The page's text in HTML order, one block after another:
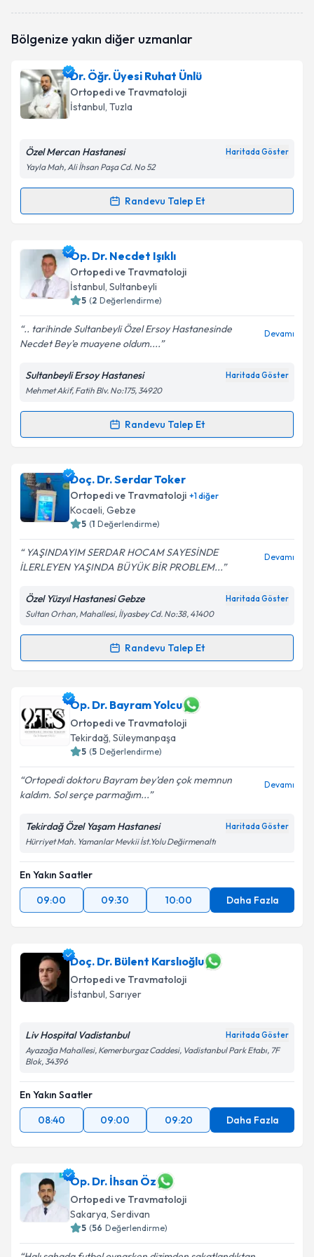
talebi oluşturun. Size bu uzmandan randevu almanız
bilgilendireceğiz.
E-posta Adresiniz
Kişisel verilerimin işlenmesine ilişkin
kapsamda işlenmesini kabul ediyorum.
Bölgenize yakın diğer uzmanlar
Dr. Öğr. Üyesi Ruhat Ünlü
Ortopedi ve Travmatoloji
İstanbul, Tuzla
Özel Mercan Hastanesi Haritada Göster
Yayla Mah, Ali İhsan Paşa Cd. No 52
Randevu Talep Et
Randevu Takvimi Talebi
Dr. Öğr. Üyesi Ruhat Ünlüiçin randevu takvimi talebi
oluşturun. Size bu uzmandan randevu almanız için bir
takvim hazırlandığında e-posta ile bilgilendireceğiz.
Kişisel verilerimin işlenmesine ilişkin
Aydınlatma
Metni'ni okudum ve kişisel verilerimin belirtilen
kapsamda işlenmesini kabul ediyorum.
Op. Dr. Necdet Işıklı
Ortopedi ve Travmatoloji
İstanbul, Sultanbeyli
5 (2 Değerlendirme)
.. tarihinde Sultanbeyli Özel Ersoy Hastanesinde
Necdet Bey'e muayene oldum....
Devamı
Sultanbeyli Ersoy Hastanesi Haritada Göster
Mehmet Akif, Fatih Blv. No:175, 34920
Randevu Talep Et
Randevu Takvimi Talebi
Op. Dr. Necdet Işıklıiçin randevu takvimi talebi
oluşturun. Size bu uzmandan randevu almanız için bir
takvim hazırlandığında e-posta ile bilgilendireceğiz.
Kişisel verilerimin işlenmesine ilişkin
Aydınlatma
Metni'ni okudum ve kişisel verilerimin belirtilen
kapsamda işlenmesini kabul ediyorum.
Doç. Dr. Serdar Toker
Ortopedi ve Travmatoloji +1diğer
Kocaeli, Gebze
5 (1 Değerlendirme)
YAŞINDAYIM SERDAR HOCAM SAYESİNDE
İLERLEYEN YAŞINDA BÜYÜK BİR PROBLEM...
Devamı
Özel Yüzyıl Hastanesi Gebze Haritada Göster
Sultan Orhan, Mahallesi, İlyasbey Cd. No:38, 41400
Randevu Talep Et
Randevu Takvimi Talebi
Doç. Dr. Serdar Tokeriçin randevu takvimi talebi
oluşturun. Size bu uzmandan randevu almanız için bir
takvim hazırlandığında e-posta ile bilgilendireceğiz.
E-posta Adresiniz
Kişisel verilerimin işlenmesine ilişkin
Aydınlatma
Metni'ni okudum ve kişisel verilerimin belirtilen
Takvim Talebini Gönder
Op. Dr. Bayram Yolcu
Ortopedi ve Travmatoloji
Tekirdağ, Süleymanpaşa
5 (5 Değerlendirme)
Ortopedi doktoru Bayram bey’den çok memnun
kaldım. Sol serçe parmağım...
Devamı
Tekirdağ Özel Yaşam Hastanesi Haritada Göster
Hürriyet Mah. Yamanlar Mevkii İst.Yolu Değirmenaltı
En Yakın Saatler
09:00
09:30 10:00 Daha Fazla
Doç. Dr. Bülent Karslıoğlu
Ortopedi ve Travmatoloji
İstanbul, Sarıyer
Liv Hospital Vadistanbul Haritada Göster
Ayazağa Mahallesi, Kemerburgaz Caddesi, Vadistanbul Park Etabı, 7F
Blok, 34396
En Yakın Saatler
08:40
09:00 09:20 Daha Fazla
Op. Dr. İhsan Öz
Ortopedi ve Travmatoloji
Sakarya, Serdivan
5 (56 Değerlendirme)